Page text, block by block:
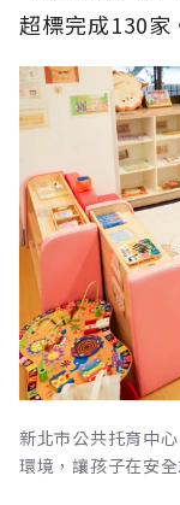
超標完成130家
新北市公共托育中
環境，讓孩子在安